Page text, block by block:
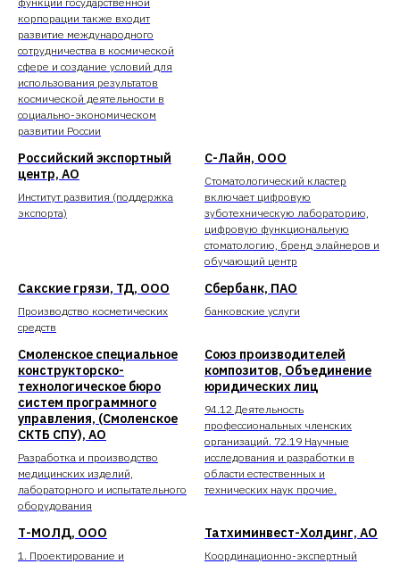
корпорации также входит
развитие международного
сотрудничества в космической
сфере и создание условий для
использования результатов
космической деятельности в
социально-экономическом
развитии России
Российский экспортный
центр, АО
Институт развития (поддержка
экспорта)
С-Лайн, ООО
Стоматологический кластер
включает цифровую
зуботехническую лабораторию,
цифровую функциональную
стоматологию, бренд элайнеров и
обучающий центр
Сакские грязи, ТД, ООО
Производство косметических
средств
Сбербанк, ПАО
банковские услуги
Смоленское специальное
конструкторско-
технологическое бюро
систем программного
управления, (Смоленское
СКТБ СПУ), АО
Разработка и производство
медицинских изделий,
лабораторного и испытательного
оборудования
Союз производителей
композитов, Объединение
юридических лиц
94.12 Деятельность
профессиональных членских
организаций. 72.19 Научные
исследования и разработки в
области естественных и
технических наук прочие.
Т-МОЛД, ООО
1. Проектирование и
Татхиминвест-Холдинг, АО
Координационно-экспертный